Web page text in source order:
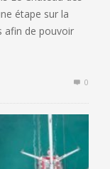
étape sur la
afin de pouvoir
0